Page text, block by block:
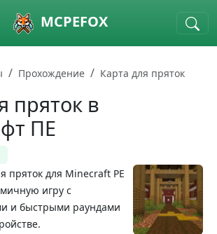
MCPEFOX
Прохождение Карта для пряток
пряток в
ПЕ
пряток для Minecraft PE
игру с
и быстрыми раундами